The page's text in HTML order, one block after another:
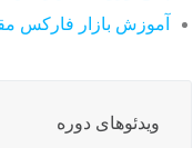
آموزش بازار فارکس
ویدئوهای دوره